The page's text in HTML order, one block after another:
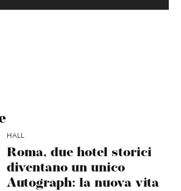
HALL
Roma, due hotel storici
diventano un unico
Autograph: la nuova vita